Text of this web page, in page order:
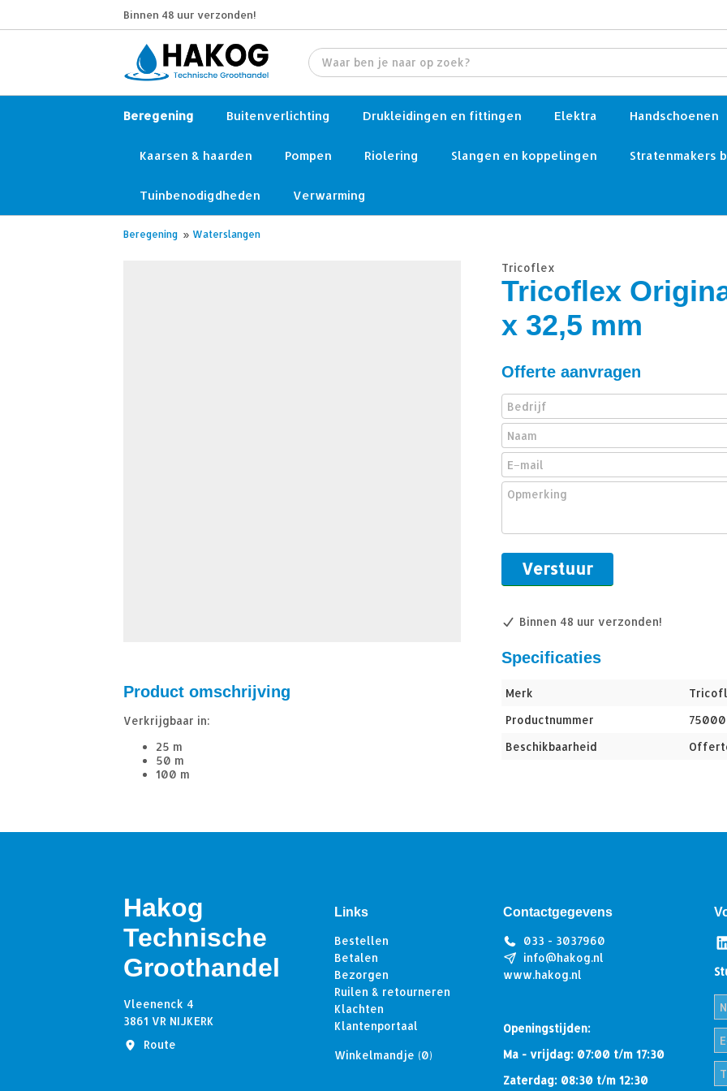
Binnen 48 uur verzonden!
Beregening Buitenverlichting Drukleidingen en fittingen Elektra Handschoenen
Kaarsen & haarden Pompen Riolering Slangen en koppelingen Stratenmakers
Tuinbenodigdheden Verwarming
Beregening » Waterslangen
Product omschrijving
Verkrijgbaar in:
25 m
50 m
100 m
Tricoflex
Tricoflex
x 32,5 mm
Offerte aanvragen
Binnen 48 uur verzonden!
Specificaties
Merk
Productnummer
Beschikbaarheid
Hakog
Technische
Groothandel
Vleenenck 4
3861 VR NIJKERK
Route
Links
Bestellen
Betalen
Bezorgen
Ruilen & retourneren
Klachten
Klantenportaal
Winkelmandje (0)
Contactgegevens
033 - 3037960
info@hakog.nl
www.hakog.nl
Openingstijden:
Ma - vrijdag: 07:00 t/m 17:30
Zaterdag: 08:30 t/m 12:30